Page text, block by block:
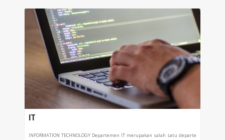
IT
INFORMATION TECHNOLOGY Departemen IT merupakan salah satu departe